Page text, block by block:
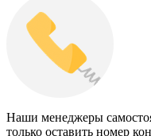
Наши менеджеры
только оставить номер